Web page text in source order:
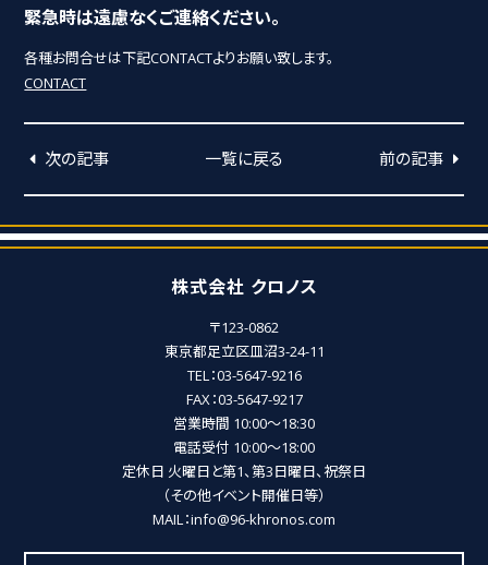
緊急時は遠慮なくご連絡ください。
各種お問合せは下記CONTACTよりお願い致します。
CONTACT
次の記事 一覧に戻る 前の記事
株式会社 クロノス
〒123-0862
東京都足立区皿沼3-24-11
TEL：03-5647-9216
FAX：03-5647-9217
営業時間 10:00～18:30
電話受付 10:00～18:00
定休日 火曜日と第1、第3日曜日、祝祭日
（その他イベント開催日等）
MAIL：info@96-khronos.com